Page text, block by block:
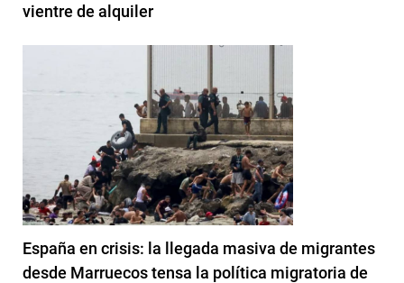
vientre de alquiler
España en crisis: la llegada masiva de migrantes
desde Marruecos tensa la política migratoria de